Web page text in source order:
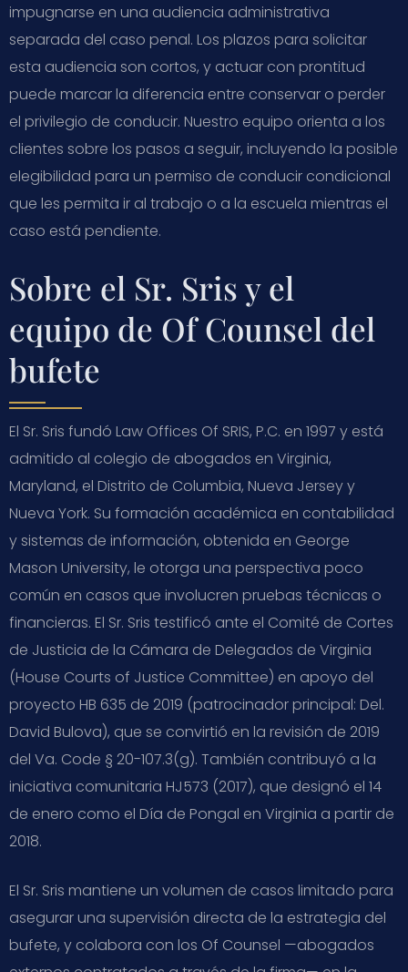
impugnarse en una audiencia administrativa
separada del caso penal. Los plazos para solicitar
esta audiencia son cortos, y actuar con prontitud
puede marcar la diferencia entre conservar o perder
el privilegio de conducir. Nuestro equipo orienta a los
clientes sobre los pasos a seguir, incluyendo la posible
elegibilidad para un permiso de conducir condicional
que les permita ir al trabajo o a la escuela mientras el
caso está pendiente.
Sobre el Sr. Sris y el
equipo de Of Counsel del
bufete
El Sr. Sris fundó Law Offices Of SRIS, P.C. en 1997 y está
admitido al colegio de abogados en Virginia,
Maryland, el Distrito de Columbia, Nueva Jersey y
Nueva York. Su formación académica en contabilidad
y sistemas de información, obtenida en George
Mason University, le otorga una perspectiva poco
común en casos que involucren pruebas técnicas o
financieras. El Sr. Sris testificó ante el Comité de Cortes
de Justicia de la Cámara de Delegados de Virginia
(House Courts of Justice Committee) en apoyo del
proyecto HB 635 de 2019 (patrocinador principal: Del.
David Bulova), que se convirtió en la revisión de 2019
del Va. Code § 20-107.3(g). También contribuyó a la
iniciativa comunitaria HJ573 (2017), que designó el 14
de enero como el Día de Pongal en Virginia a partir de
2018.
El Sr. Sris mantiene un volumen de casos limitado para
asegurar una supervisión directa de la estrategia del
bufete, y colabora con los Of Counsel —abogados